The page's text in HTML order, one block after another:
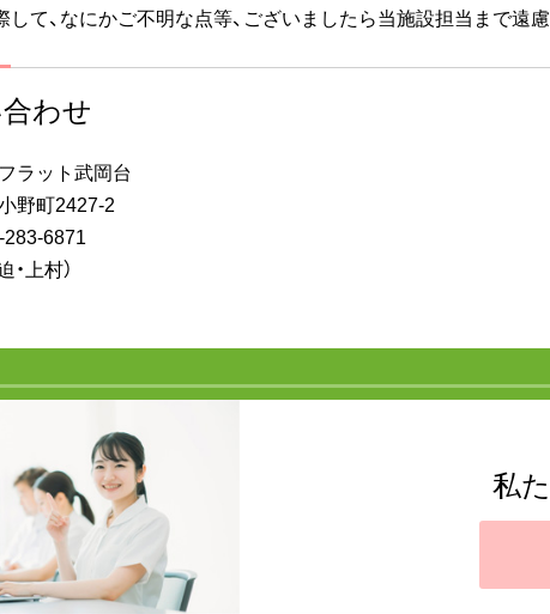
して、なにかご不明な点等、ございましたら当施設担当まで遠
わせ
ラット武岡台
野町2427-2
283-6871
・上村）
私